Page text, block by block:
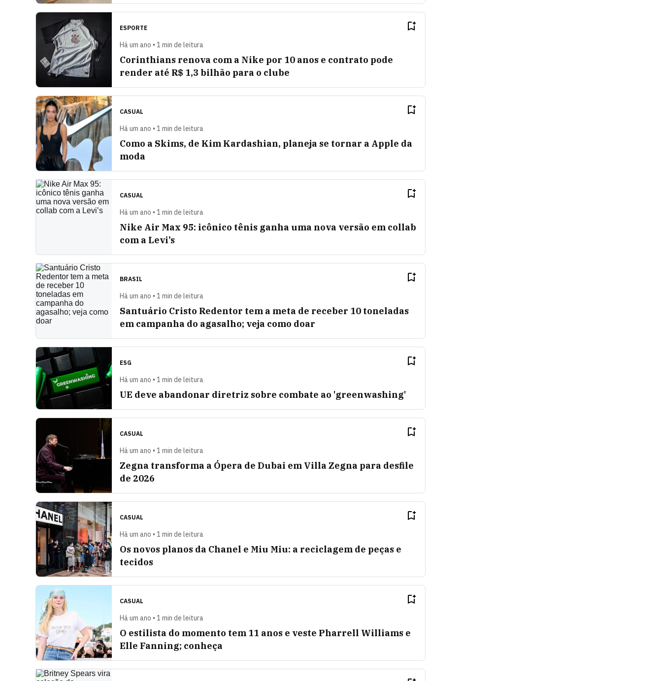
ESPORTE
Há um ano • 1 min de leitura
Corinthians renova com a Nike por 10 anos e contrato pode
render até R$ 1,3 bilhão para o clube
CASUAL
Há um ano • 1 min de leitura
Como a Skims, de Kim Kardashian, planeja se tornar a Apple da
moda
CASUAL
Há um ano • 1 min de leitura
Nike Air Max 95: icônico tênis ganha uma nova versão em collab
com a Levi’s
BRASIL
Há um ano • 1 min de leitura
Santuário Cristo Redentor tem a meta de receber 10 toneladas
em campanha do agasalho; veja como doar
ESG
Há um ano • 1 min de leitura
UE deve abandonar diretriz sobre combate ao 'greenwashing'
CASUAL
Há um ano • 1 min de leitura
Zegna transforma a Ópera de Dubai em Villa Zegna para desfile
de 2026
CASUAL
Há um ano • 1 min de leitura
Os novos planos da Chanel e Miu Miu: a reciclagem de peças e
tecidos
CASUAL
Há um ano • 1 min de leitura
O estilista do momento tem 11 anos e veste Pharrell Williams e
Elle Fanning; conheça